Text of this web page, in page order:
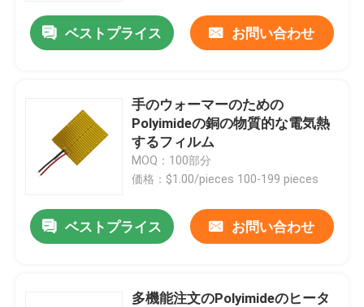
ベストプライス お問い合わせ
手のウォーマーのための
Polyimideの銅の物質的な電気熱
するフィルム
MOQ：100部分
価格：$1.00/pieces 100-199 pieces
ベストプライス お問い合わせ
多機能注文のPolyimideのヒータ